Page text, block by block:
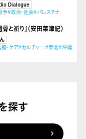
Dialogue
争#政治・社会#パレスチナ
と祈り』（安田菜津紀）
・ケア#カルチャー#東北#沖縄
探す